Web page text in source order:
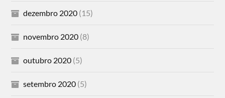
dezembro 2020 (15)
novembro 2020 (8)
outubro 2020 (5)
setembro 2020 (5)